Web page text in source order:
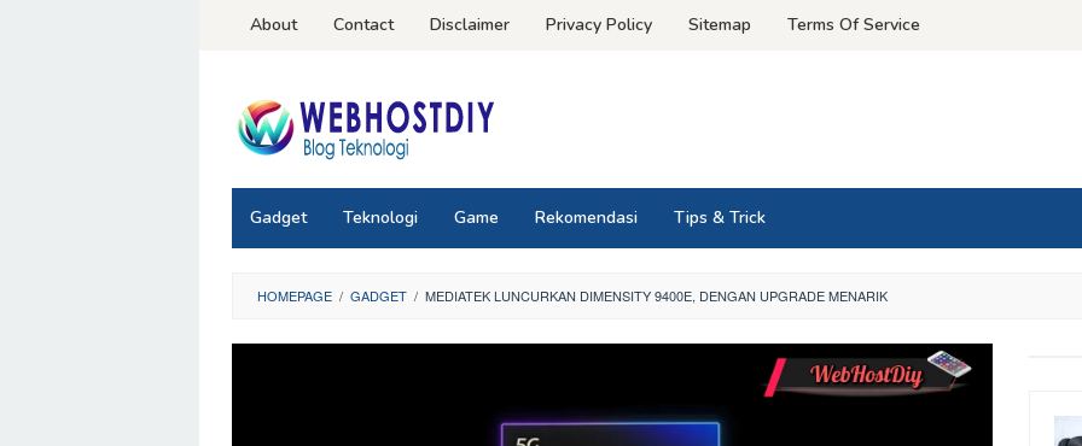
About Contact Disclaimer Privacy Policy Sitemap Terms Of Service
Gadget Teknologi Game Rekomendasi Tips & Trick
HOMEPAGE / GADGET / MEDIATEK LUNCURKAN DIMENSITY 9400E, DENGAN UPGRADE MENARIK